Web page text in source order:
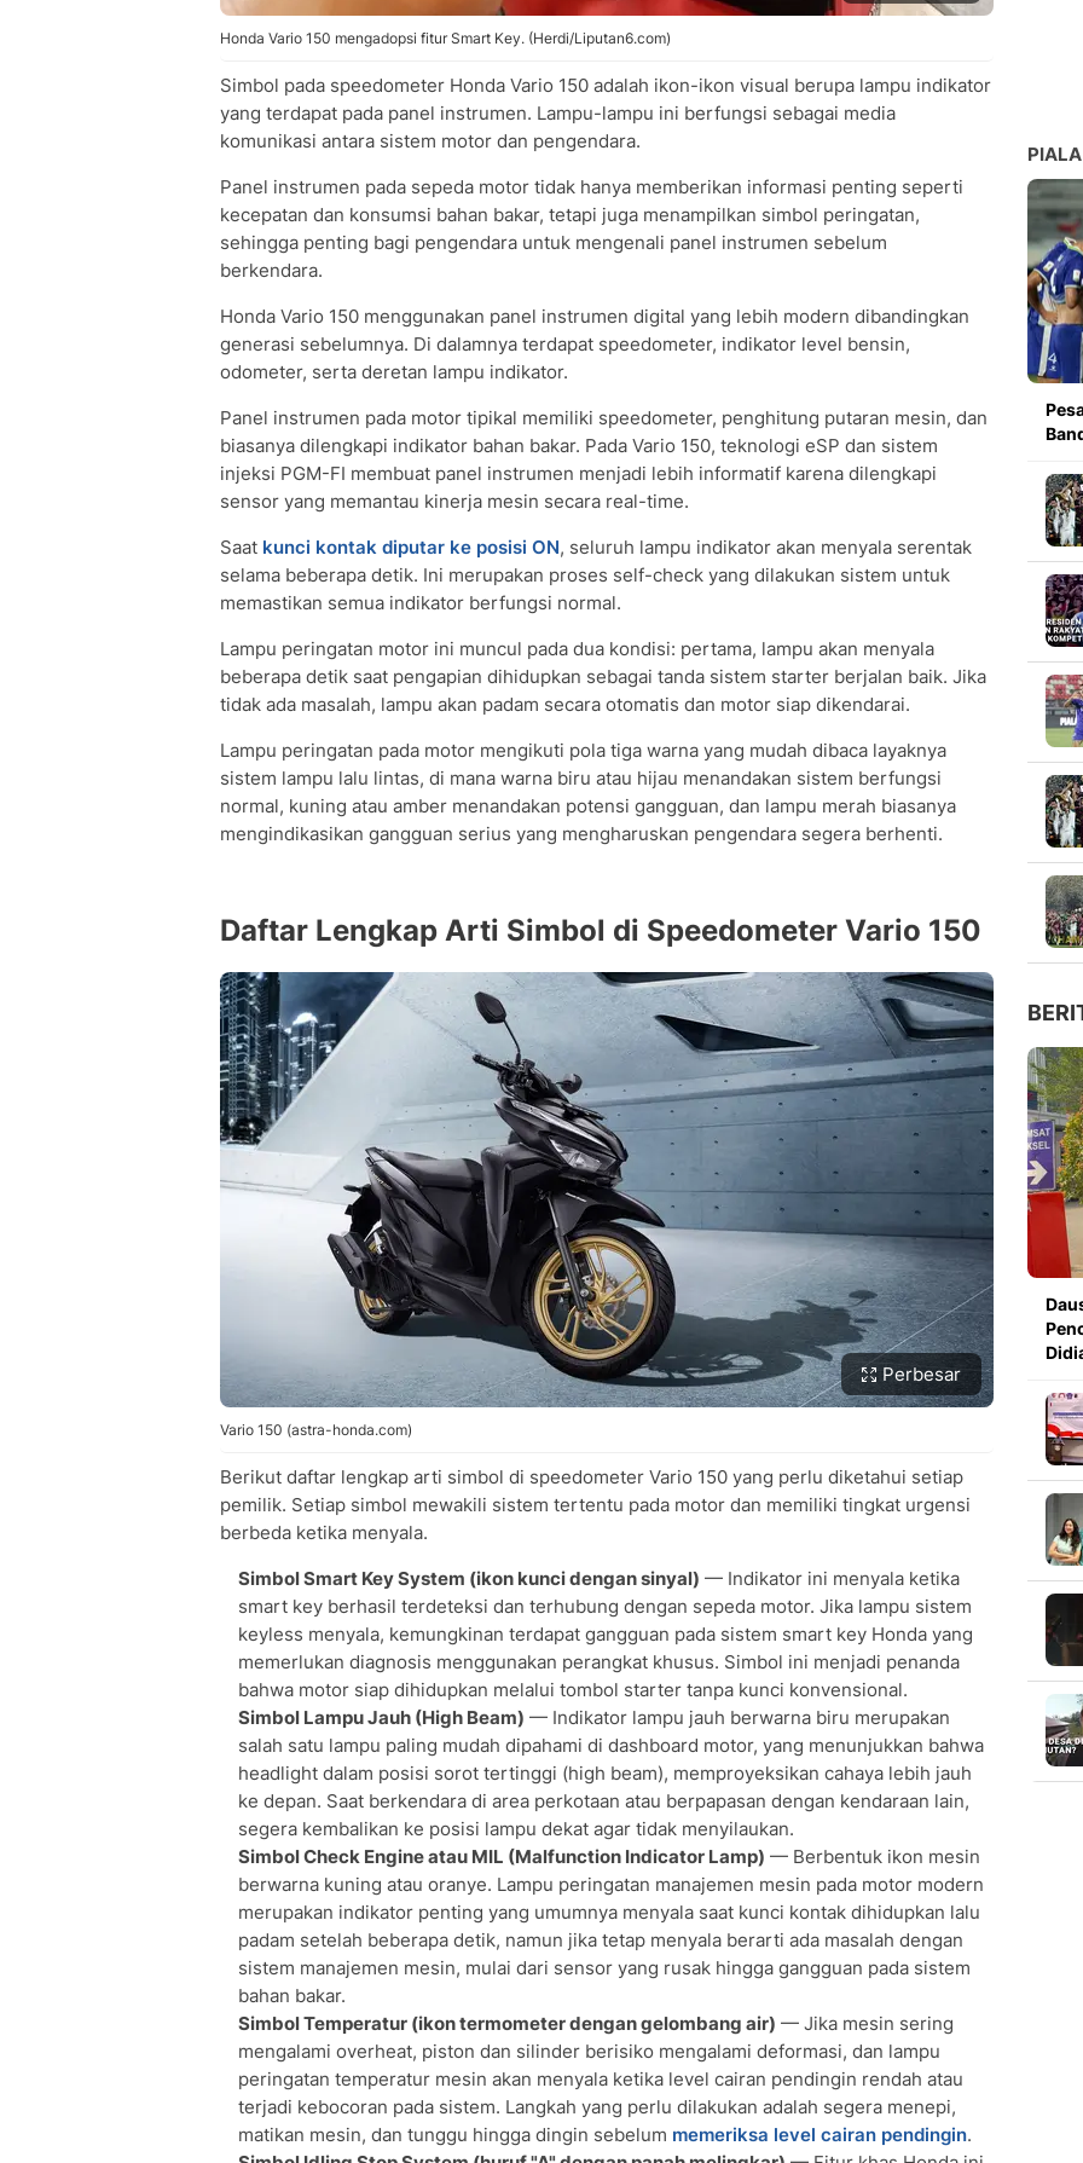
Honda Vario 150 mengadopsi fitur Smart Key. (Herdi/Liputan6.com)
Simbol pada speedometer Honda Vario 150 adalah ikon-ikon visual berupa lampu indikator
yang terdapat pada panel instrumen. Lampu-lampu ini berfungsi sebagai media
komunikasi antara sistem motor dan pengendara.
Panel instrumen pada sepeda motor tidak hanya memberikan informasi penting seperti
kecepatan dan konsumsi bahan bakar, tetapi juga menampilkan simbol peringatan,
sehingga penting bagi pengendara untuk mengenali panel instrumen sebelum
berkendara.
Honda Vario 150 menggunakan panel instrumen digital yang lebih modern dibandingkan
generasi sebelumnya. Di dalamnya terdapat speedometer, indikator level bensin,
odometer, serta deretan lampu indikator.
Panel instrumen pada motor tipikal memiliki speedometer, penghitung putaran mesin, dan
biasanya dilengkapi indikator bahan bakar. Pada Vario 150, teknologi eSP dan sistem
injeksi PGM-FI membuat panel instrumen menjadi lebih informatif karena dilengkapi
sensor yang memantau kinerja mesin secara real-time.
Saat kunci kontak diputar ke posisi ON, seluruh lampu indikator akan menyala serentak
selama beberapa detik. Ini merupakan proses self-check yang dilakukan sistem untuk
memastikan semua indikator berfungsi normal.
Lampu peringatan motor ini muncul pada dua kondisi: pertama, lampu akan menyala
beberapa detik saat pengapian dihidupkan sebagai tanda sistem starter berjalan baik. Jika
tidak ada masalah, lampu akan padam secara otomatis dan motor siap dikendarai.
Lampu peringatan pada motor mengikuti pola tiga warna yang mudah dibaca layaknya
sistem lampu lalu lintas, di mana warna biru atau hijau menandakan sistem berfungsi
normal, kuning atau amber menandakan potensi gangguan, dan lampu merah biasanya
mengindikasikan gangguan serius yang mengharuskan pengendara segera berhenti.
Daftar Lengkap Arti Simbol di Speedometer Vario 150
Perbesar
Vario 150 (astra-honda.com)
Berikut daftar lengkap arti simbol di speedometer Vario 150 yang perlu diketahui setiap
pemilik. Setiap simbol mewakili sistem tertentu pada motor dan memiliki tingkat urgensi
berbeda ketika menyala.
Simbol Smart Key System (ikon kunci dengan sinyal) — Indikator ini menyala ketika
smart key berhasil terdeteksi dan terhubung dengan sepeda motor. Jika lampu sistem
keyless menyala, kemungkinan terdapat gangguan pada sistem smart key Honda yang
memerlukan diagnosis menggunakan perangkat khusus. Simbol ini menjadi penanda
bahwa motor siap dihidupkan melalui tombol starter tanpa kunci konvensional.
Simbol Lampu Jauh (High Beam) — Indikator lampu jauh berwarna biru merupakan
salah satu lampu paling mudah dipahami di dashboard motor, yang menunjukkan bahwa
headlight dalam posisi sorot tertinggi (high beam), memproyeksikan cahaya lebih jauh
ke depan. Saat berkendara di area perkotaan atau berpapasan dengan kendaraan lain,
segera kembalikan ke posisi lampu dekat agar tidak menyilaukan.
Simbol Check Engine atau MIL (Malfunction Indicator Lamp) — Berbentuk ikon mesin
berwarna kuning atau oranye. Lampu peringatan manajemen mesin pada motor modern
merupakan indikator penting yang umumnya menyala saat kunci kontak dihidupkan lalu
padam setelah beberapa detik, namun jika tetap menyala berarti ada masalah dengan
sistem manajemen mesin, mulai dari sensor yang rusak hingga gangguan pada sistem
bahan bakar.
Simbol Temperatur (ikon termometer dengan gelombang air) — Jika mesin sering
mengalami overheat, piston dan silinder berisiko mengalami deformasi, dan lampu
peringatan temperatur mesin akan menyala ketika level cairan pendingin rendah atau
terjadi kebocoran pada sistem. Langkah yang perlu dilakukan adalah segera menepi,
matikan mesin, dan tunggu hingga dingin sebelum memeriksa level cairan pendingin.